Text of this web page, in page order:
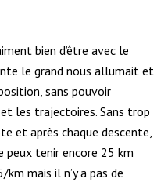
bien d’être avec le
le grand nous allumait et
sans pouvoir
les trajectoires. Sans trop
et après chaque descente,
peux tenir encore 25 km
mais il n’y a pas de